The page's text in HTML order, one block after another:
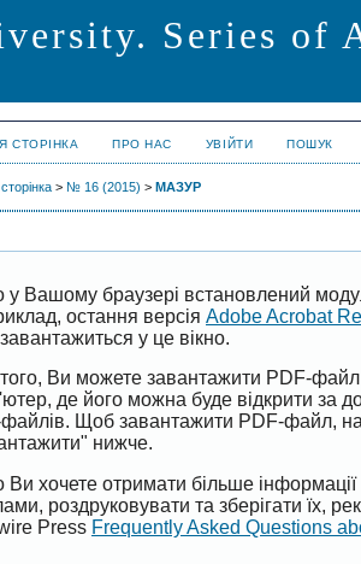
Series of
СТОРІНКА ПРО НАС УВІЙТИ ПОШУК
> № 16 (2015) > МАЗУР
у Вашому браузері встановлений
остання версія Adobe Acrobat
у це вікно.
того, Ви можете завантажити PDF-
де його можна буде відкрити за
Щоб завантажити PDF-файл,
нижче.
хочете отримати більше
роздруковувати та зберігати їх,
Press Frequently Asked Questions